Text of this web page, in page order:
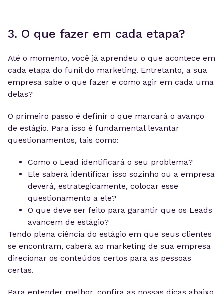
3. O que fazer em cada etapa?
Até o momento, você já aprendeu o que acontece em
cada etapa do funil do marketing. Entretanto, a sua
empresa sabe o que fazer e como agir em cada uma
delas?
O primeiro passo é definir o que marcará o avanço
de estágio. Para isso é fundamental levantar
questionamentos, tais como:
Como o Lead identificará o seu problema?
Ele saberá identificar isso sozinho ou a empresa
deverá, estrategicamente, colocar esse
questionamento a ele?
O que deve ser feito para garantir que os Leads
avancem de estágio?
Tendo plena ciência do estágio em que seus clientes
se encontram, caberá ao marketing de sua empresa
direcionar os conteúdos certos para as pessoas
certas.